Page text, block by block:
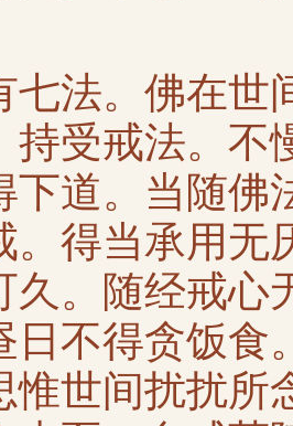
。佛在世
持受戒法。不
下道。当随佛
。得当承用无
久。随经戒心
日不得贪饭食
惟世间扰扰所